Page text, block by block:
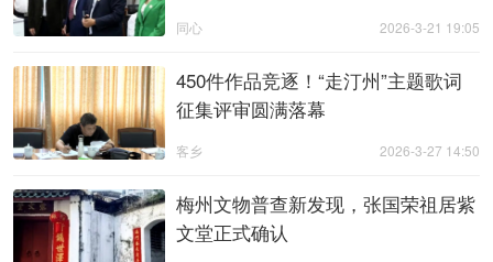
2026-3-21 19:05
同心
450件作品竞逐！“走汀州”主题歌词
征集评审圆满落幕
2026-3-27 14:50
客乡
梅州文物普查新发现，张国荣祖居紫
文堂正式确认